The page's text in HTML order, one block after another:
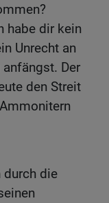
habe dir kein
Unrecht an
Der
den Streit
die